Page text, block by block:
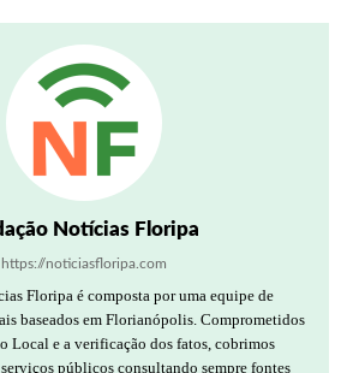
Notícias Floripa
https://noticiasfloripa.com
Floripa é composta por uma equipe de
baseados em Florianópolis. Comprometidos
Local e a verificação dos fatos, cobrimos
públicos consultando sempre fontes